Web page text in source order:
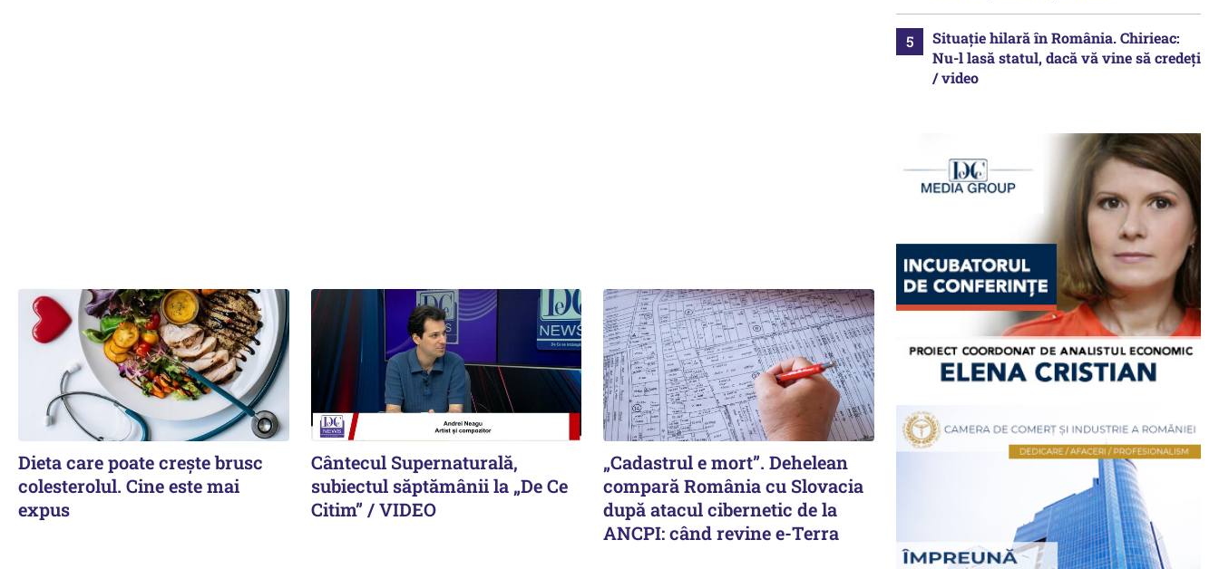
Dieta care poate crește brusc
colesterolul. Cine este mai
expus
Cântecul Supernaturală,
subiectul săptămânii la „De Ce
Citim” / VIDEO
„Cadastrul e mort”. Dehelean
compară România cu Slovacia
după atacul cibernetic de la
ANCPI: când revine e-Terra
Situație hilară în România. Chirieac:
Nu-l lasă statul, dacă vă vine să credeți
/ video